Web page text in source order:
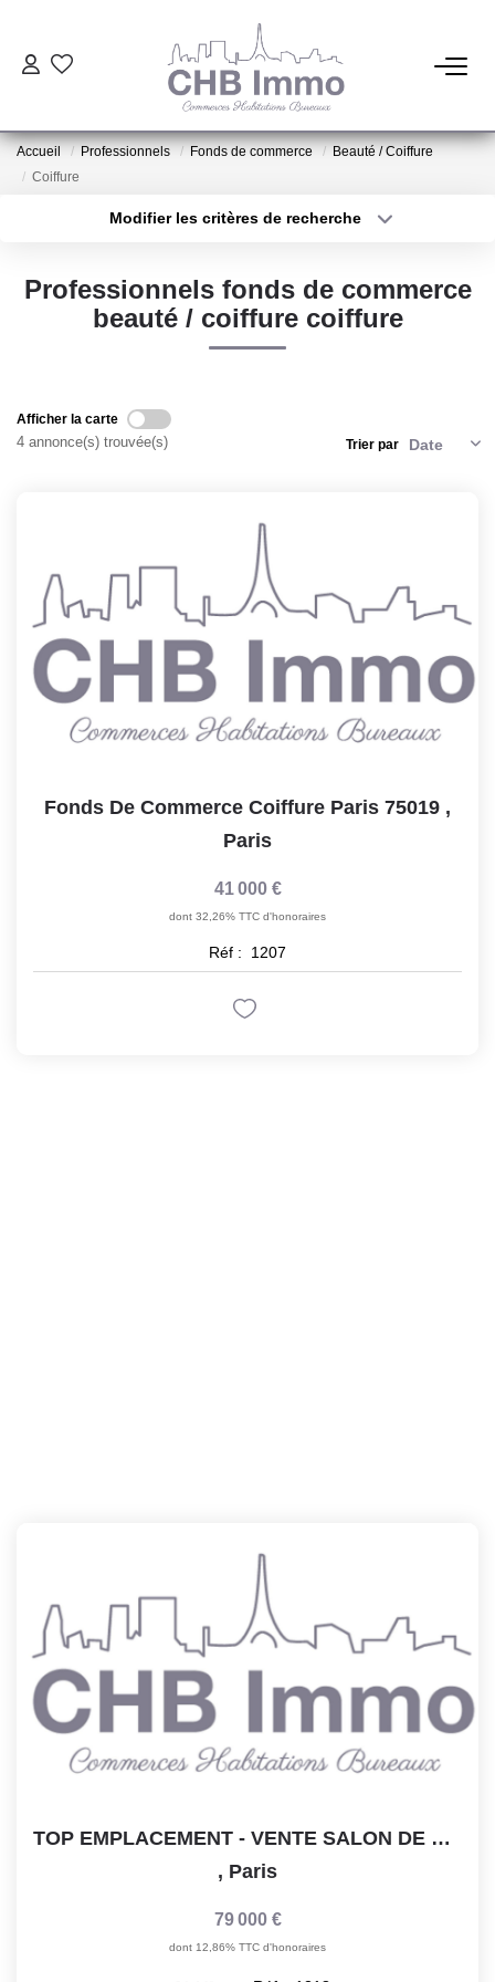
ESTIMATION
LOCATIONS
CONTACT
Accueil Professionnels Fonds de commerce
Beauté / Coiffure
Coiffure
Modifier les critères de recherche
Sélectionnez...
Type de bien
Créer une alerte
Professionnels fonds de commerce
beauté / coiffure coiffure
Afficher la carte
4 annonce(s) trouvée(s) Trier par
Fonds De Commerce Coiffure Paris 75019 ,
Paris
41 000 €
dont 32,26% TTC d'honoraires
Réf : 1207
TOP EMPLACEMENT - VENTE SALON DE COIFFURE - Très Bon CA -...
, Paris
79 000 €
dont 12,86% TTC d'honoraires